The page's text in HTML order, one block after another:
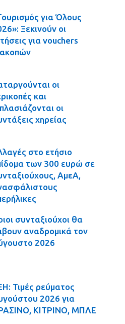
για Όλους
Ξεκινούν οι
για vouchers
οι
και
οι
χηρείας
στο ετήσιο
των 300 ευρώ σε
ΑμεΑ,
συνταξιούχοι θα
αναδρομικά τον
2026
Τιμές ρεύματος
2026 για
ΚΙΤΡΙΝΟ, ΜΠΛΕ